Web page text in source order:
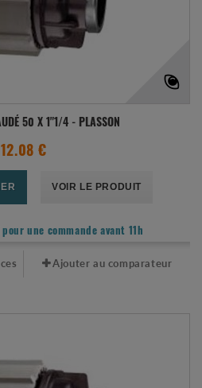
50 X 1"1/4 - PLASSON
12.08 €
VOIR LE PRODUIT
une commande avant 11h
Ajouter au comparateur